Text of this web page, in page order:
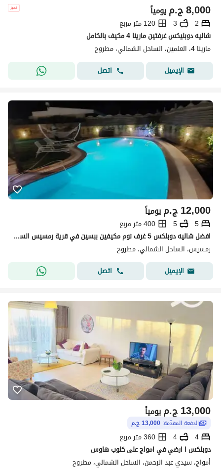
ج.م8,000 يومياً
2
3
120 متر مربع
شاليه دوبليكس غرفتين مارينا 4 مكيف بالكامل
مارينا 4، العلمين، الساحل الشمالي، مطروح
الإيميل
اتصل
ج.م12,000 يومياً
5
5
400 متر مربع
افضل شاليه دوبلكس 5 غرف نوم مكيفين ببسين في قرية رمسيس الساحل الشمالي قريه رمسيس بعد آمون و الشروق قبل زمردة و مارينا
رمسيس، الساحل الشمالي، مطروح
الإيميل
اتصل
ج.م13,000 يومياً
الدفعة المقدّمة: 13,000 ج.م
4
4
360 متر مربع
دوبلكس ا ارضي في امواج على كلوب هاوس
أمواج، سيدي عبد الرحمن، الساحل الشمالي، مطروح